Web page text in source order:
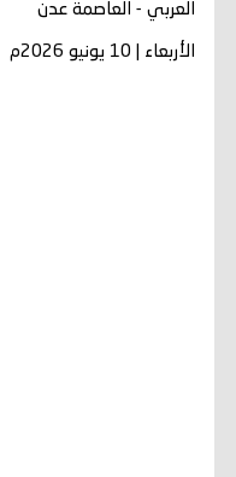
العربي - العاصمة عدن
الأربعاء | 10 يونيو 2026م